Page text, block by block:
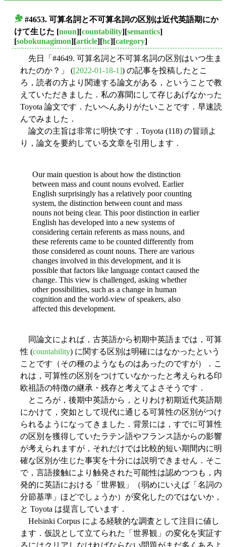
#4653. 可算名詞と不可算名詞の区別は近代英語期にか
けて生じた [noun][countability][semantics]
[sobokunagimon][article][hc][category]
先日「#4649. 可算名詞と不可算名詞の区別はいつ生ま
れたのか？」 ([2022-01-18-1]) の記事を投稿したとこ
ろ，読者の方より関連する論文がある，ということで教
えていただきました．私の寡聞にして存じあげなかった
Toyota 論文です．たいへんありがたいことです．早速読
んでみました．
論文の主旨は非常に明快です．Toyota (118) の冒頭よ
り，論文を要約している文章を引用します．
Our main question is about how the distinction
between mass and count nouns evolved. Earlier
English surprisingly has a relatively poor counting
system, the distinction between count and mass
nouns not being clear. This poor distinction in earlier
English has developed into a new systems of
considering certain referents as mass nouns, and
these referents came to be counted differently from
those considered as count nouns. There are various
changes involved in this development, and it is
possible that factors like language contact caused the
change. This view is challenged, asking whether
other possibilities, such as a change in human
cognition and the world-view of speakers, also
affected this development.
同論文によれば，古英語から初期中英語までは，可算
性 (countability) に関する区別は明確にはなかったという
ことです（その種のようなものはあったのですが）．こ
れは，可算性の区別をつけていなかったと考えられる印
欧祖語の特徴の継承・残存と考えてよさそうです．
ところが，後期中英語から，とりわけ初期近代英語期
にかけて，突如として現代に通じる可算性の区別がつけ
られるようになってきました．背景には，すでに可算性
の区別を獲得していたラテン語やフランス語からの影響
が考えられますが，それだけでは比較的短い期間内に明
確な区別が生じた事実を十分には説明できません．そこ
で，言語接触により触発された可能性は認めつつも，内
発的に英語における「世界観」（弱めにいえば「名詞の
分節基準」ほどでしょうか）が変化したのではないか，
と Toyota は提言しています．
Helsinki Corpus による経験的な調査として注目に値し
ます．仮説として立てられた「世界観」の変化を実証す
るにはクリアしなければならない問題がまだ多くあるよ